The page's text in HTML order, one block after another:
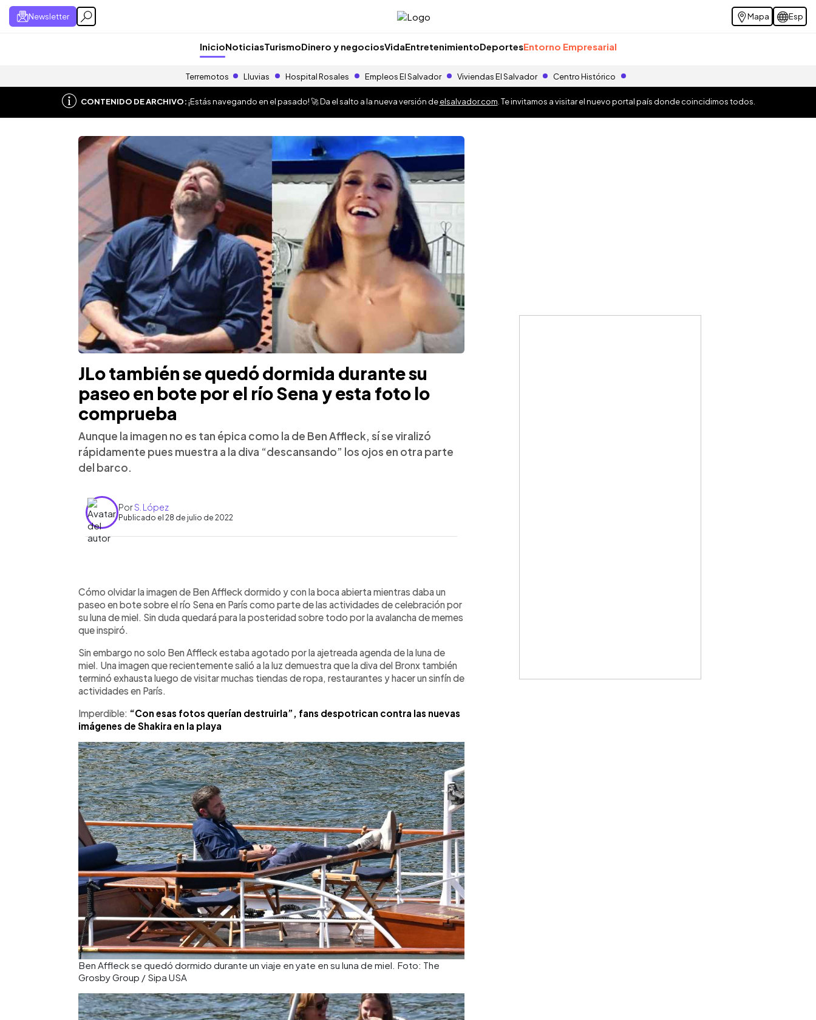
Newsletter Mapa Esp
InicioNoticiasTurismoDinero y negociosVidaEntretenimientoDeportesEntorno Empresarial
Terremotos Lluvias Hospital Rosales Empleos El Salvador Viviendas El Salvador Centro Histórico
CONTENIDO DE ARCHIVO:¡Estás navegando en el pasado! 🚀 Da el salto a la nueva versión deelsalvador.com . Te invitamos a visitar el nuevo portal país donde coincidimos todos.
JLo también se quedó dormida durante su
paseo en bote por el río Sena y esta foto lo
comprueba
Aunque la imagen no es tan épica como la de Ben Affleck, sí se viralizó
rápidamente pues muestra a la diva “descansando” los ojos en otra parte
del barco.
PorS. López
Publicado el 28 de julio de 2022
► Escuchar artículo
Cómo olvidar la imagen de Ben Affleck dormido y con la boca abierta mientras daba un
paseo en bote sobre el río Sena en París como parte de las actividades de celebración por
su luna de miel. Sin duda quedará para la posteridad sobre todo por la avalancha de memes
que inspiró.
Sin embargo no solo Ben Affleck estaba agotado por la ajetreada agenda de la luna de
miel. Una imagen que recientemente salió a la luz demuestra que la diva del Bronx también
terminó exhausta luego de visitar muchas tiendas de ropa, restaurantes y hacer un sinfín de
actividades en París.
Imperdible: “Con esas fotos querían destruirla”, fans despotrican contra las nuevas
imágenes de Shakira en la playa
Ben Affleck se quedó dormido durante un viaje en yate en su luna de miel. Foto: The
Grosby Group / Sipa USA